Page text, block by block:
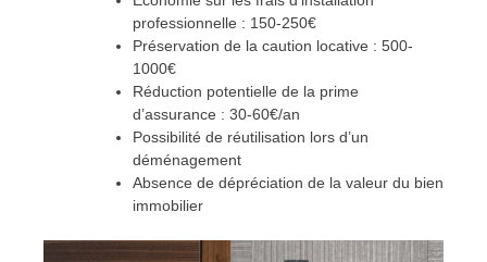
professionnelle : 150-250€
Préservation de la caution locative : 500-
1000€
Réduction potentielle de la prime
d’assurance : 30-60€/an
Possibilité de réutilisation lors d’un
déménagement
Absence de dépréciation de la valeur du bien
immobilier